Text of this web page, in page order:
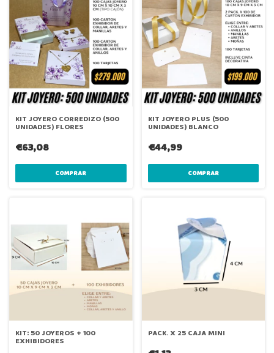
KIT JOYERO CORREDIZO (500
UNIDADES) FLORES
€63,08
KIT JOYERO PLUS (500
UNIDADES) BLANCO
€44,99
KIT: 50 JOYEROS + 100
EXHIBIDORES
PACK. X 25 CAJA MINI